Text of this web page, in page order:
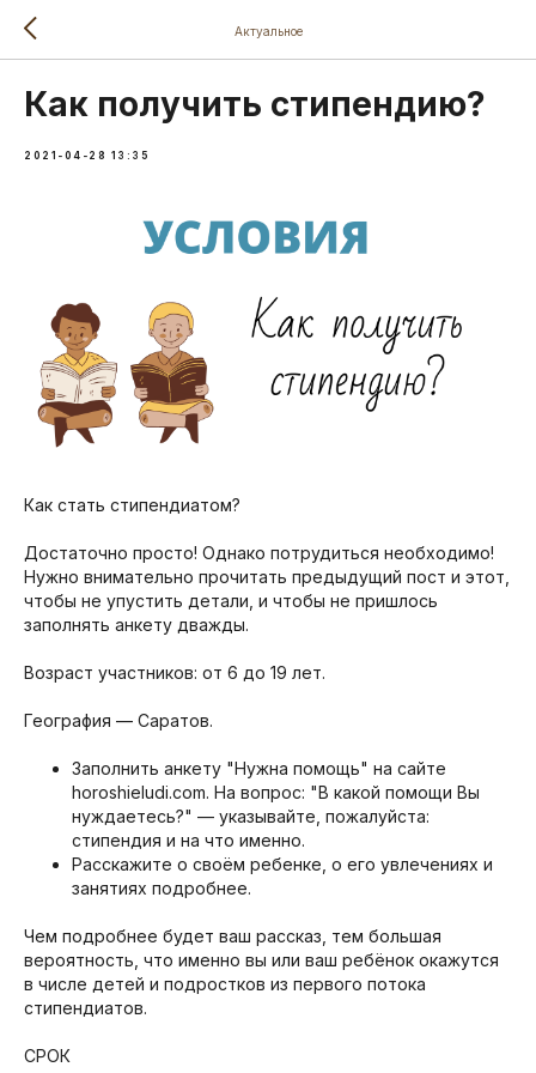
Актуальное
Как получить стипендию?
2021-04-28 13:35
Как стать стипендиатом? ⠀
Достаточно просто! Однако потрудиться необходимо!
Нужно внимательно прочитать предыдущий пост и этот,
чтобы не упустить детали, и чтобы не пришлось
заполнять анкету дважды. ⠀
Возраст участников: от 6 до 19 лет.⠀
География — Саратов.
Заполнить анкету "Нужна помощь" на сайте
horoshieludi.com. На вопрос: "В какой помощи Вы
нуждаетесь?" — указывайте, пожалуйста:
стипендия и на что именно.
Расскажите о своём ребенке, о его увлечениях и
занятиях подробнее. ⠀
Чем подробнее будет ваш рассказ, тем большая
вероятность, что именно вы или ваш ребёнок окажутся
в числе детей и подростков из первого потока
стипендиатов.
СРОК⠀